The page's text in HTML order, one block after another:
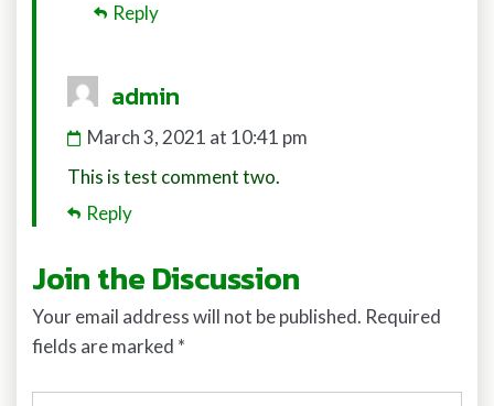
Reply
admin
March 3, 2021 at 10:41 pm
This is test comment two.
Reply
Join the Discussion
Your email address will not be published. Required
fields are marked *